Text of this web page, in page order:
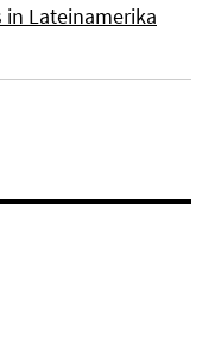
in Lateinamerika